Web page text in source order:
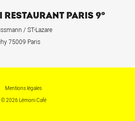
RESTAURANT PARIS 9°
/ ST-Lazare
75009 Paris
Mentions légales
© 2026 Lémoni Café